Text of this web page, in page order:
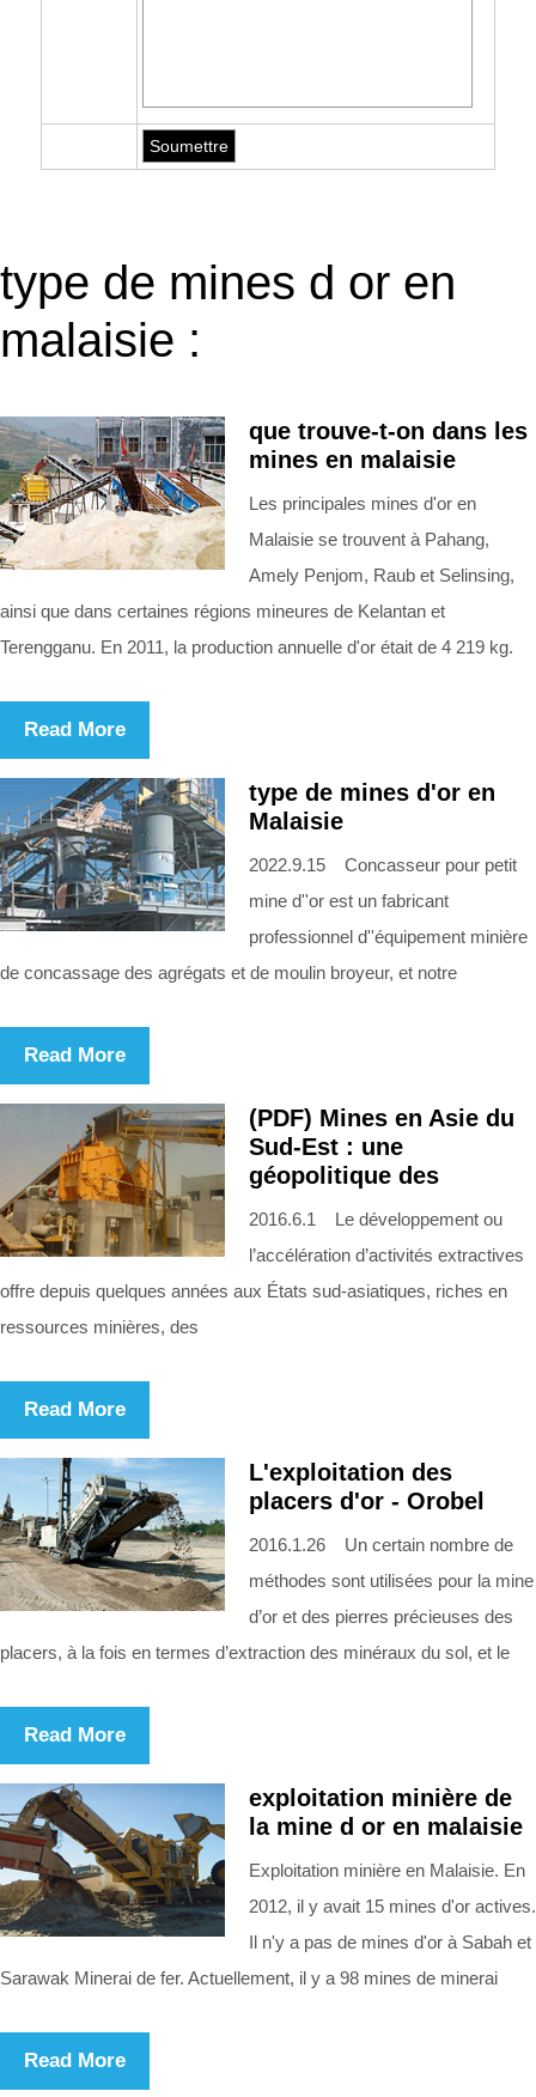
type de mines d or en
malaisie :
que trouve-t-on dans les
mines en malaisie
Les principales mines d'or en
Malaisie se trouvent à Pahang,
Amely Penjom, Raub et Selinsing,
ainsi que dans certaines régions mineures de Kelantan et
Terengganu. En 2011, la production annuelle d'or était de 4 219 kg.
Read More
type de mines d'or en
Malaisie
2022.9.15 Concasseur pour petit
mine d''or est un fabricant
professionnel d''équipement minière
de concassage des agrégats et de moulin broyeur, et notre
Read More
(PDF) Mines en Asie du
Sud-Est : une
géopolitique des
2016.6.1 Le développement ou
l’accélération d’activités extractives
offre depuis quelques années aux États sud-asiatiques, riches en
ressources minières, des
Read More
L'exploitation des
placers d'or - Orobel
2016.1.26 Un certain nombre de
méthodes sont utilisées pour la mine
d’or et des pierres précieuses des
placers, à la fois en termes d’extraction des minéraux du sol, et le
Read More
exploitation minière de
la mine d or en malaisie
Exploitation minière en Malaisie. En
2012, il y avait 15 mines d'or actives.
Il n'y a pas de mines d'or à Sabah et
Sarawak Minerai de fer. Actuellement, il y a 98 mines de minerai
Read More